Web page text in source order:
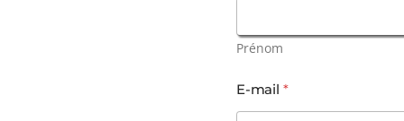
Prénom
E-mail *